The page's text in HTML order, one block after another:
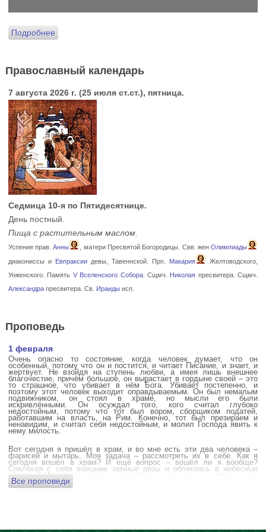
Подробнее
Православный календарь
7 августа 2026 г. (25 июля ст.ст.), пятница.
Седмица 10-я по Пятидесятнице.
День постный.
Пища с растительным маслом.
Успение прав.Анны , матери Пресвятой Богородицы. Свв. женОлимпиады
диакониссы и
Евпраксиидевы, Тавеннской. Прп. Макария
Желтоводского,
Унженского. Память V Вселенского Собора. Сщмч. Николая пресвитера. Сщмч.
Александрапресвитера. Св. Ираидыисп.
Проповедь
1 февраля
Очень опасно то состояние, когда человек думает, что он
особенный, потому что он и постится, и читает Писание, и знает, и
жертвует. Не взойдя на ступень любви, а имея лишь внешнее
благочестие, причём большое, он вырастает в гордыне своей – это
то страшное, что убивает в нём Бога. Убивает постепенно, и
поэтому этот человек выходит оправдываемым. Он был немалым
подвижником, он стоял в храме, но мысли его были
искривлёнными. Он осуждал того, кого считал глубоко
недостойным, потому что тот был вором, сборщиком податей,
работавшим на власть, на Рим. Конечно, тот был презираем и
ненавидим, и считал себя недостойным, и молил Господа явить к
нему милость.
Вот сегодня я пришёл в храм, и во мне есть эти два человека –
фарисей и мытарь. Моя задача – рассмотреть их в себе. Как я
сегодня вошёл в храм? И ещё вопрос – вошёл ли я вообще?
Совлекая с себя внешние земные ризы и облекаясь в небесные
одежды? Имеется в виду не только внешние, но и внутренние, то
есть помыслы.
Все проповеди